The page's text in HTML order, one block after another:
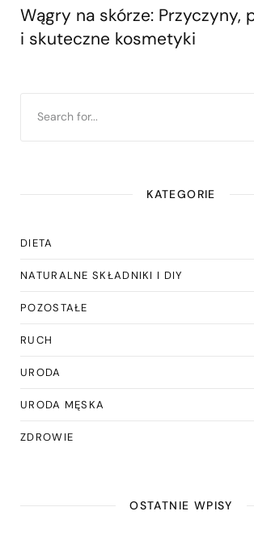
Wągry na skórze: Przyczyny,
i skuteczne kosmetyki
KATEGORIE
DIETA
NATURALNE SKŁADNIKI I DIY
POZOSTAŁE
RUCH
URODA
URODA MĘSKA
ZDROWIE
OSTATNIE WPISY